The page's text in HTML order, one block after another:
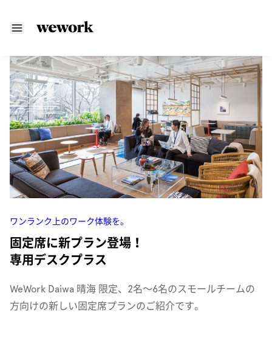
ワンランク上のワーク体験を。
固定席に新プラン登場！
専用デスクプラス
WeWork Daiwa 晴海 限定、2名〜6名のスモールチームの
方向けの新しい固定席プランのご紹介です。